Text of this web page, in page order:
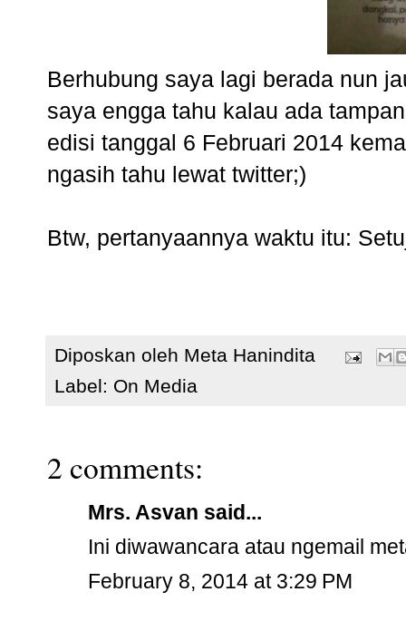
Berhubung saya lagi berada nun
saya engga tahu kalau ada
edisi tanggal 6 Februari 2014
ngasih tahu lewat twitter;)
Btw, pertanyaannya waktu itu:
Diposkan oleh Meta Hanindita
Label: On Media
2 comments:
Mrs. Asvan said...
Ini diwawancara atau ngemail
February 8, 2014 at 3:29 PM